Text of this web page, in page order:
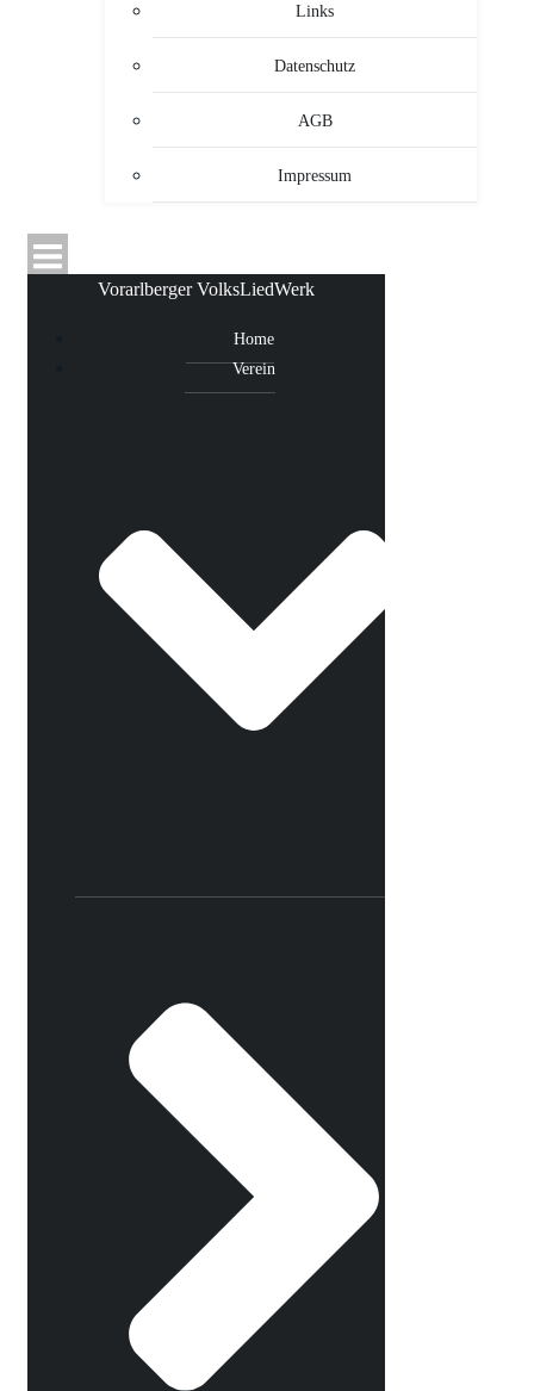
Links
Datenschutz
AGB
Impressum
Vorarlberger VolksLiedWerk
Home
Verein